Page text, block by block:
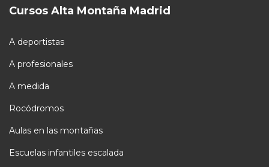
Cursos Alta Montaña Madrid
A deportistas
A profesionales
A medida
Rocódromos
Aulas en las montañas
Escuelas infantiles escalada